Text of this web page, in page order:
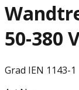
50-380
Grad IEN 1143-1